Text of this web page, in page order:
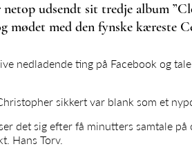
udsendt sit tredje album
med den fynske kæreste
nedladende ting på Facebook og
sikkert var blank som et
det sig efter få minutters samtale på
Hans Torv.